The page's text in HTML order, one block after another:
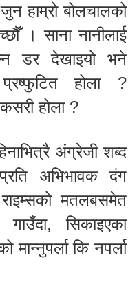
हाम्रो बोलचालको
। साना नानीलाई
डर देखाइयो भने
होला ?
होला ?
अंग्रेजी शब्द
अभिभावक दंग
मतलबसमेत
सिकाइएका
मान्नुपर्ला कि नपर्ला